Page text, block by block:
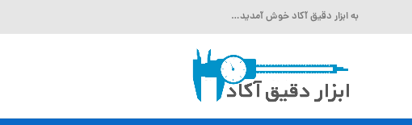
به ابزار دقیق آکاد خوش آمدید…